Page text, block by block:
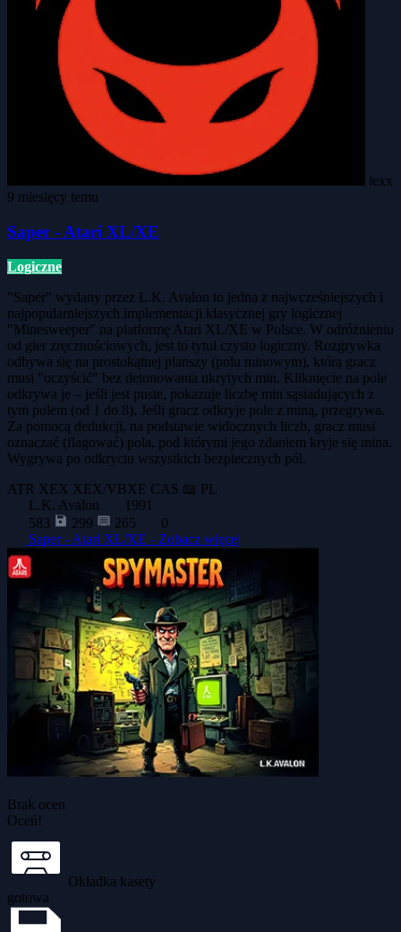
lexx
9 miesięcy temu
Saper - Atari XL/XE
Logiczne
"Saper" wydany przez L.K. Avalon to jedna z najwcześniejszych i
najpopularniejszych implementacji klasycznej gry logicznej
"Minesweeper" na platformę Atari XL/XE w Polsce. W odróżnieniu
od gier zręcznościowych, jest to tytuł czysto logiczny. Rozgrywka
odbywa się na prostokątnej planszy (polu minowym), którą gracz
musi "oczyścić" bez detonowania ukrytych min. Kliknięcie na pole
odkrywa je – jeśli jest puste, pokazuje liczbę min sąsiadujących z
tym polem (od 1 do 8). Jeśli gracz odkryje pole z miną, przegrywa.
Za pomocą dedukcji, na podstawie widocznych liczb, gracz musi
oznaczać (flagować) pola, pod którymi jego zdaniem kryje się mina.
Wygrywa po odkryciu wszystkich bezpiecznych pól.
ATR XEX XEX/VBXE CAS 📖 PL
L.K. Avalon
1991
583
299 265
0
Saper - Atari XL/XE - Zobacz więcej
Brak ocen
Oceń!
Okładka kasety
gotowa